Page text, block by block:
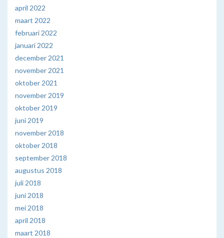
april 2022
maart 2022
februari 2022
januari 2022
december 2021
november 2021
oktober 2021
november 2019
oktober 2019
juni 2019
november 2018
oktober 2018
september 2018
augustus 2018
juli 2018
juni 2018
mei 2018
april 2018
maart 2018